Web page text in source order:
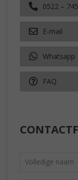
0522 –
E-mail
Whatsapp
FAQ